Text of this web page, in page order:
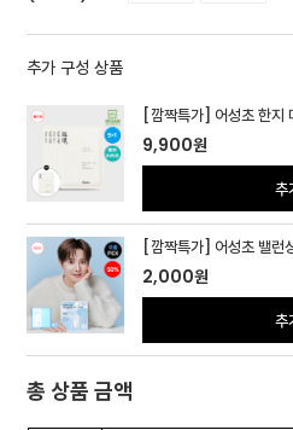
추가 구성 상품
[깜짝특가] 어성초 한지
9,900원
추
[깜짝특가] 어성초 밸런
2,000원
추
총 상품 금액